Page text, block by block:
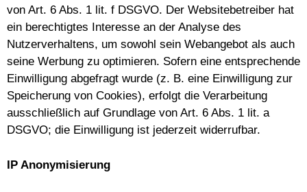
von Art. 6 Abs. 1 lit. f DSGVO. Der Websitebetreiber hat
ein berechtigtes Interesse an der Analyse des
Nutzerverhaltens, um sowohl sein Webangebot als auch
seine Werbung zu optimieren. Sofern eine entsprechende
Einwilligung abgefragt wurde (z. B. eine Einwilligung zur
Speicherung von Cookies), erfolgt die Verarbeitung
ausschließlich auf Grundlage von Art. 6 Abs. 1 lit. a
DSGVO; die Einwilligung ist jederzeit widerrufbar.
IP Anonymisierung